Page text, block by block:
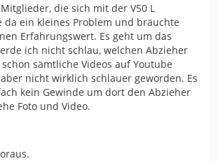
die sich mit der V50 L
da ein kleines Problem und bräuchte
Erfahrungswert. Es geht um das
ich nicht schlau, welchen Abzieher
sämtliche Videos auf Youtube
nicht wirklich schlauer geworden. Es
kein Gewinde um dort den Abzieher
Foto und Video.